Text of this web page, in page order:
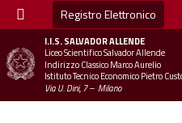
Registro Elettronico
I.I.S.SALVADOR ALLENDE
Liceo Scientifico Salvador Allende
Indirizzo Classico Marco Aurelio
Istituto Tecnico Economico Pietro
Via U. Dini, 7 – Milano